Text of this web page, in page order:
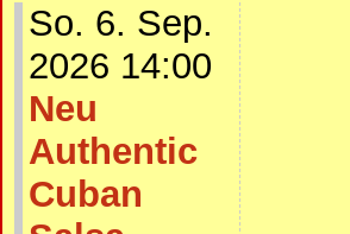
So. 6. Sep.
2026 14:00
Neu
Authentic
Cuban